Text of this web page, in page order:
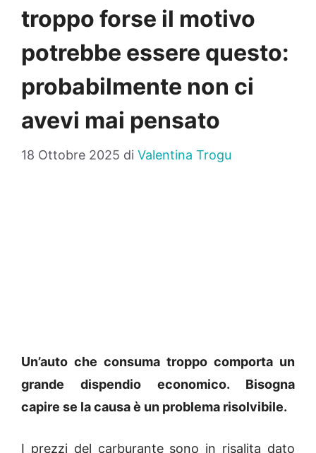
troppo forse il motivo
potrebbe essere questo:
probabilmente non ci
avevi mai pensato
18 Ottobre 2025 di Valentina Trogu
Un’auto che consuma troppo comporta un
grande dispendio economico. Bisogna
capire se la causa è un problema risolvibile.
I prezzi del carburante sono in risalita dato